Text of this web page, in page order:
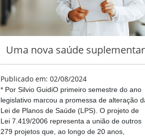
Uma nova saúde suplementar
Publicado em: 02/08/2024
* Por Silvio GuidiO primeiro semestre do ano
legislativo marcou a promessa de alteração
Lei de Planos de Saúde (LPS). O projeto de
Lei 7.419/2006 representa a união de outros
279 projetos que, ao longo de 20 anos,